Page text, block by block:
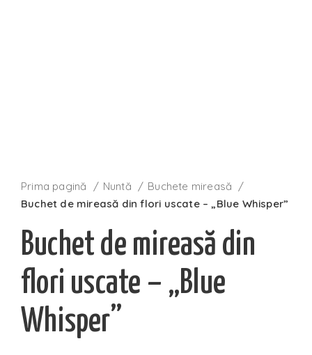
Prima pagină Nuntă
Buchete mireasă
Buchet de mireasă din flori uscate – „Blue Whisper”
Buchet de mireasă din
flori uscate – „Blue
Whisper”